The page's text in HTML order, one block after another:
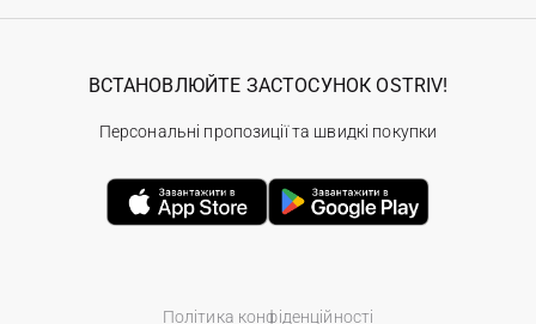
Політика конфіденційності
ВСТАНОВЛЮЙТЕ ЗАСТОСУНОК OSTRIV!
Персональні пропозиції та швидкі покупки